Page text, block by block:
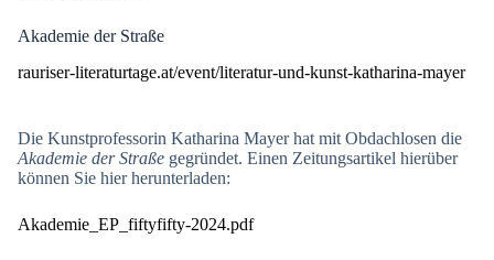
Akademie der Straße
rauriser-literaturtage.at/event/literatur-und-kunst-katharina-mayer
Die Kunstprofessorin Katharina Mayer hat mit Obdachlosen die
Akademie der Straße gegründet. Einen Zeitungsartikel hierüber
können Sie hier herunterladen:
Akademie_EP_fiftyfifty-2024.pdf